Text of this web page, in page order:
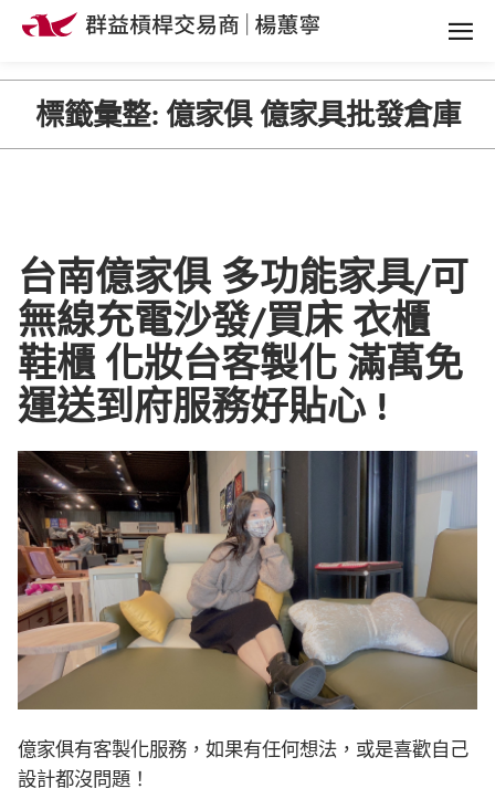
標籤彙整: 億家俱 億家具批發倉庫
台南億家俱 多功能家具/可
無線充電沙發/買床 衣櫃
鞋櫃 化妝台客製化 滿萬免
運送到府服務好貼心 !
億家俱有客製化服務，如果有任何想法，或是喜歡自己
設計都沒問題！